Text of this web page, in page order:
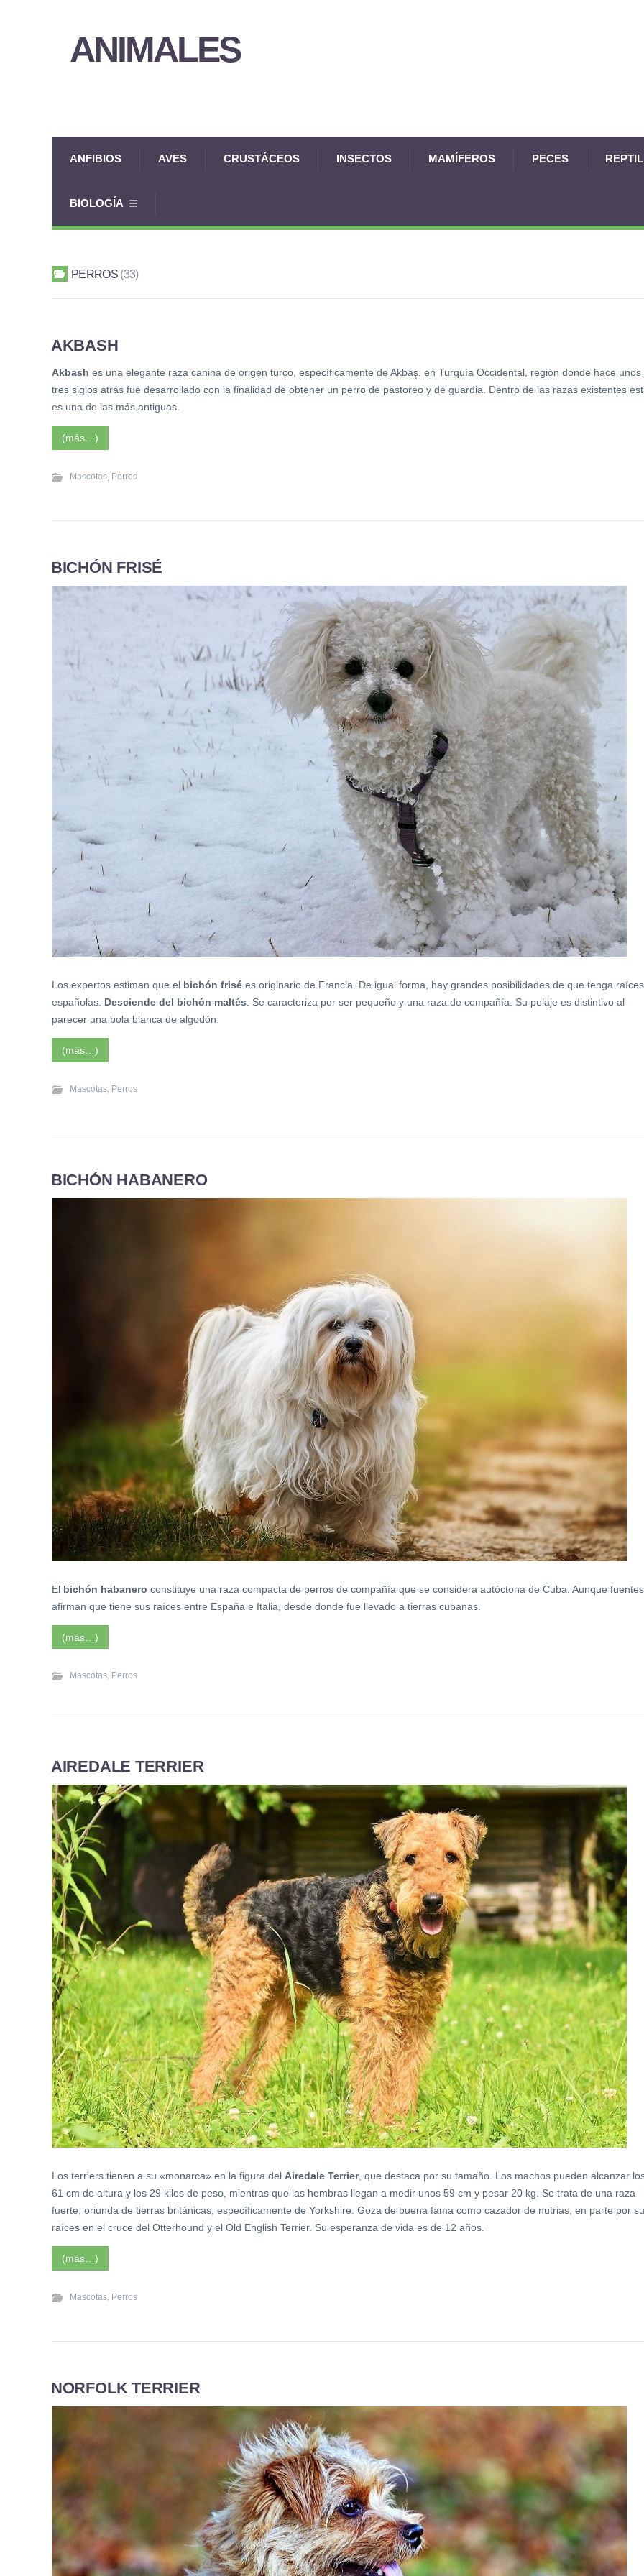
ANIMALES
ANFIBIOS AVES CRUSTÁCEOS INSECTOS MAMÍFEROS PECES
BIOLOGÍA
PERROS 33
AKBASH
Akbash es una elegante raza canina de origen turco, específicamente de Akbaş, en Turquía Occidental, región donde hace unos
tres siglos atrás fue desarrollado con la finalidad de obtener un perro de pastoreo y de guardia. Dentro de las razas existentes
es una de las más antiguas.
(más…)
Mascotas, Perros
BICHÓN FRISÉ
Los expertos estiman que el bichón frisé es originario de Francia. De igual forma, hay grandes posibilidades de que tenga raíces
españolas. Desciende del bichón maltés . Se caracteriza por ser pequeño y una raza de compañía. Su pelaje es distintivo al
parecer una bola blanca de algodón.
(más…)
Mascotas Perros
BICHÓN HABANERO
El bichón habanero constituye una raza compacta de perros de compañía que se considera autóctona de Cuba. Aunque fuentes
afirman que tiene sus raíces entre España e Italia, desde donde fue llevado a tierras cubanas.
(más…)
Mascotas, Perros
AIREDALE TERRIER
Los terriers tienen a su «monarca» en la figura del Airedale Terrier, que destaca por su tamaño. Los machos pueden alcanzar
61 cm de altura y los 29 kilos de peso, mientras que las hembras llegan a medir unos 59 cm y pesar 20 kg. Se trata de una raza
fuerte, oriunda de tierras británicas, específicamente de Yorkshire. Goza de buena fama como cazador de nutrias, en parte por
raíces en el cruce del Otterhound y el Old English Terrier. Su esperanza de vida es de 12 años.
(más…)
Mascotas, Perros
NORFOLK TERRIER